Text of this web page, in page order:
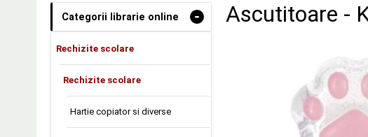
Categorii librarie online -
Rechizite scolare
Rechizite scolare
Hartie copiator si diverse
Ascutitoare -